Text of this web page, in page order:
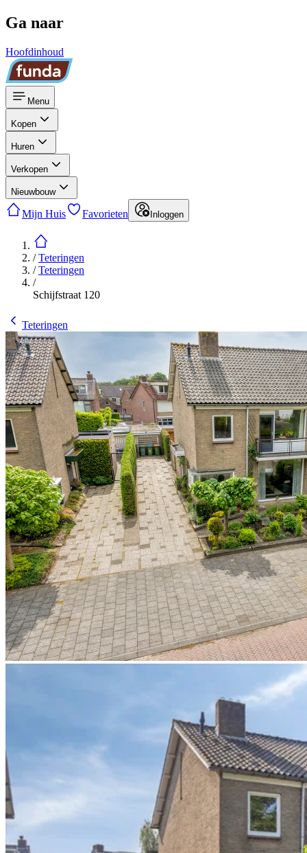
Ga naar
Hoofdinhoud
Menu
Kopen
Huren
Verkopen
Nieuwbouw
Mijn Huis Favorieten Inloggen
/Teteringen
/Teteringen
/
Schijfstraat 120
Teteringen